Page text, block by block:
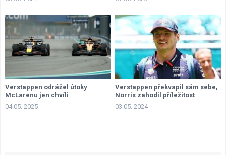
Verstappen odrážel útoky
McLarenu jen chvíli
04.05. 2025
Verstappen překvapil sám sebe,
Norris zahodil příležitost
03.05. 2024